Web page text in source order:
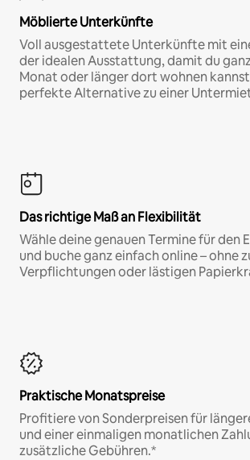
Möblierte Unterkünfte
Voll ausgestattete Unterkünfte mit
der idealen Ausstattung, damit du
Monat oder länger dort wohnen
perfekte Alternative zu einer
Das richtige Maß an Flexibilität
Wähle deine genauen Termine für den
und buche ganz einfach online – ohne
Verpflichtungen oder lästigen
Praktische Monatspreise
Profitiere von Sonderpreisen für
und einer einmaligen monatlichen
zusätzliche Gebühren.*